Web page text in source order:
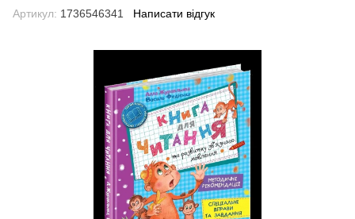
Артикул: 1736546341 Написати відгук